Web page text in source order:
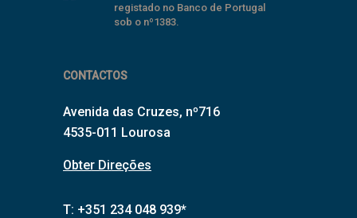
registado no Banco de Portugal
sob o nº1383.
CONTACTOS
Avenida das Cruzes, nº716
4535-011 Lourosa
Obter Direções
T: +351 234 048 939*